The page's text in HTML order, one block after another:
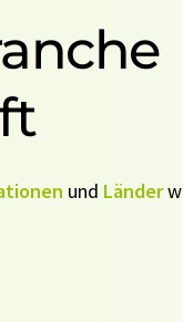
und Länder